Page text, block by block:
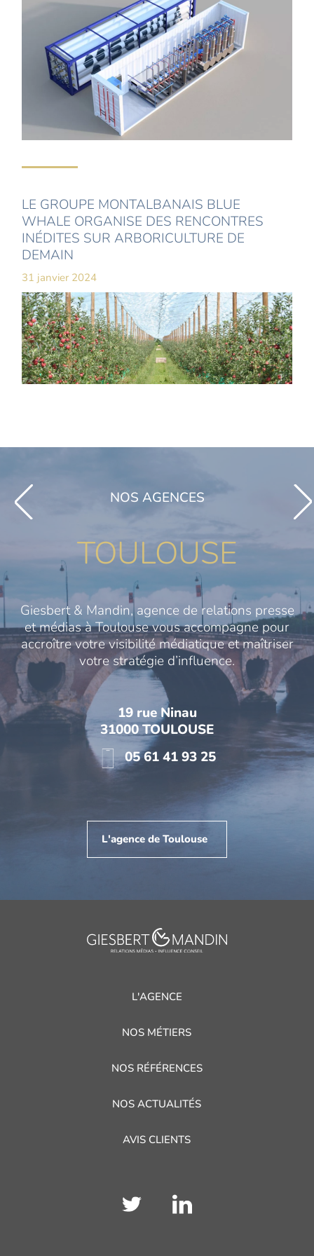
LE GROUPE MONTALBANAIS BLUE
WHALE ORGANISE DES RENCONTRES
INÉDITES SUR ARBORICULTURE DE
DEMAIN
31 janvier 2024
NOS AGENCES
TOULOUSE
Giesbert & Mandin, agence de relations presse
et médias à Toulouse vous accompagne pour
accroître votre visibilité médiatique et maîtriser
votre stratégie d’influence.
19 rue Ninau
31000 TOULOUSE
05 61 41 93 25
L'agence de Toulouse
L'AGENCE
NOS MÉTIERS
NOS RÉFÉRENCES
NOS ACTUALITÉS
AVIS CLIENTS